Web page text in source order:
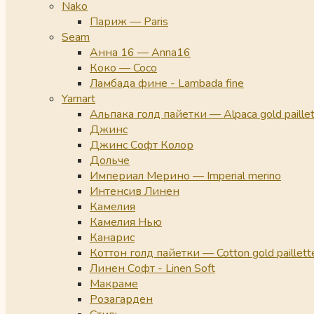
Nako
Париж — Paris
Seam
Анна 16 — Anna16
Коко — Coco
Ламбада фине - Lambada fine
Yarnart
Альпака голд пайетки — Alpaca gold
Джинс
Джинс Софт Колор
Дольче
Империал Мерино — Imperial merino
Интенсив Линен
Камелия
Камелия Нью
Канарис
Коттон голд пайетки — Cotton gold
Линен Софт - Linen Soft
Макраме
Розагарден